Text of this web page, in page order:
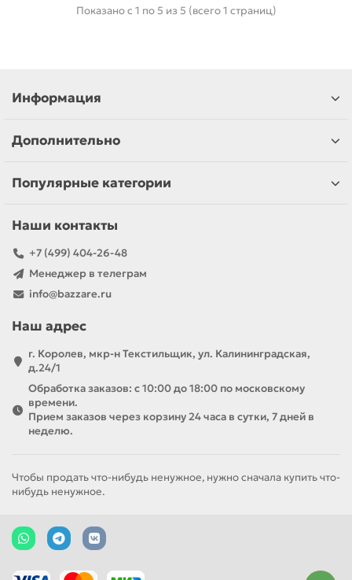
Показано с 1 по 5 из 5 (всего 1 страниц)
Информация
Дополнительно
Популярные категории
Наши контакты
+7 (499) 404-26-48
Менеджер в телеграм
info@bazzare.ru
Наш адрес
г. Королев, мкр-н Текстильщик, ул. Калининградская,
д.24/1
Обработка заказов: с 10:00 до 18:00 по московскому
времени.
Прием заказов через корзину 24 часа в сутки, 7 дней в
неделю.
Чтобы продать что-нибудь ненужное, нужно сначала купить что-
нибудь ненужное.